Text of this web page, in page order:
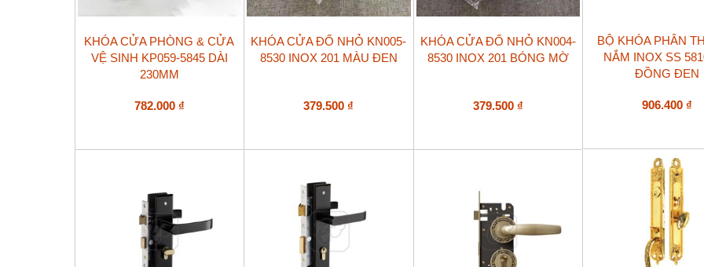
KHÓA CỬA PHÒNG & CỬA
VỆ SINH KP059-5845 DÀI
230MM
782.000 ₫
KHÓA CỬA ĐỐ NHỎ KN005-
8530 INOX 201 MÀU ĐEN
379.500 ₫
KHÓA CỬA ĐỐ NHỎ KN004-
8530 INOX 201 BÓNG MỜ
379.500 ₫
BỘ KHÓA PHÂN
NẮM INOX SS
ĐỒNG ĐEN
906.400 ₫